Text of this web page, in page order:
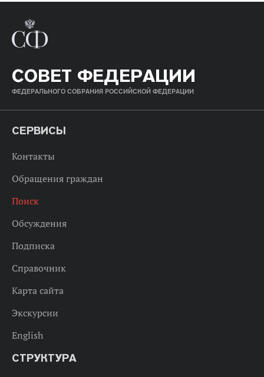
СОВЕТ ФЕДЕРАЦИИ
ФЕДЕРАЛЬНОГО СОБРАНИЯ РОССИЙСКОЙ ФЕДЕРАЦИИ
СЕРВИСЫ
Контакты
Обращения граждан
Поиск
Обсуждения
Подписка
Справочник
Карта сайта
Экскурсии
English
СТРУКТУРА